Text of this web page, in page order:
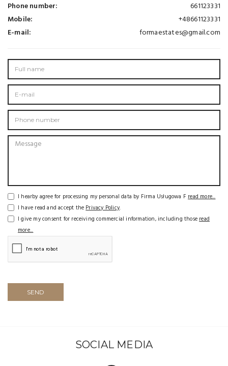
Phone number:
661123331
Mobile:
+48661123331
E-mail:
formaestates@gmail.com
I hearby agree for processing my personal data by Firma Usługowa Fread more...
I have read and accept thePrivacy Policy.
I give my consent for receiving commercial information, including thoseread
more...
SEND
SOCIAL MEDIA